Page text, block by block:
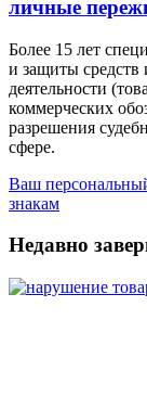
личные
Более 15 лет
и защиты средств
деятельности
коммерческих
разрешения
сфере.
Ваш
знакам
Недавно